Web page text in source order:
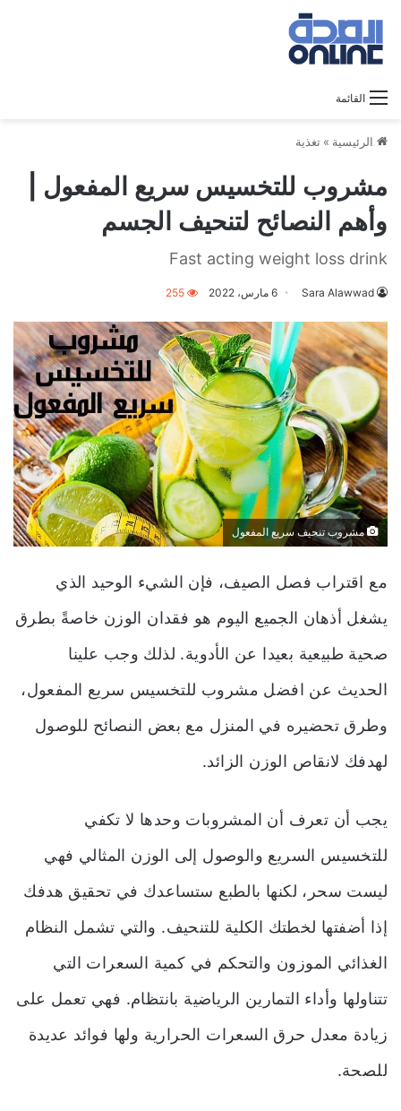
القائمة
الرئيسية » تغذية
مشروب للتخسيس سريع المفعول |
وأهم النصائح لتنحيف الجسم
Fast acting weight loss drink
Sara Alawwad 6 مارس، 2022 255
مشروب تنحيف سريع المفعول
مع اقتراب فصل الصيف، فإن الشيء الوحيد الذي
يشغل أذهان الجميع اليوم هو فقدان الوزن خاصةً بطرق
صحية طبيعية بعيدا عن الأدوية. لذلك وجب علينا
الحديث عن افضل مشروب للتخسيس سريع المفعول،
وطرق تحضيره في المنزل مع بعض النصائح للوصول
لهدفك لانقاص الوزن الزائد.
يجب أن تعرف أن المشروبات وحدها لا تكفي
للتخسيس السريع والوصول إلى الوزن المثالي فهي
ليست سحر، لكنها بالطبع ستساعدك في تحقيق هدفك
إذا أضفتها لخطتك الكلية للتنحيف. والتي تشمل النظام
الغذائي الموزون والتحكم في كمية السعرات التي
تتناولها وأداء التمارين الرياضية بانتظام. فهي تعمل على
زيادة معدل حرق السعرات الحرارية ولها فوائد عديدة
للصحة.